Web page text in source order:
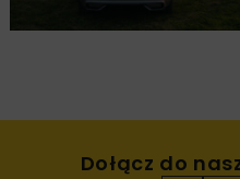
Dołącz do